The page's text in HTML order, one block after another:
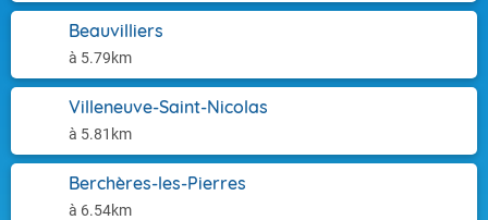
Beauvilliers
à 5.79km
Villeneuve-Saint-Nicolas
à 5.81km
Berchères-les-Pierres
à 6.54km